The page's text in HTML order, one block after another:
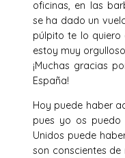
oficinas, en las
se ha dado un
púlpito te lo
estoy muy
¡Muchas gracias
España!
Hoy puede haber
pues yo os puedo
Unidos puede
son conscientes